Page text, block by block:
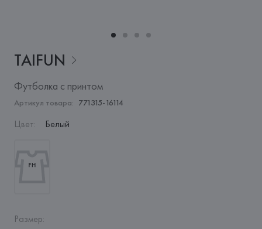
TAIFUN
Футболка с принтом
Артикул товара: 771315-16114
Цвет: Белый
Размер: